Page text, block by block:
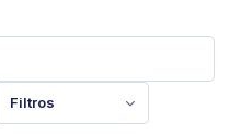
INTERNACIONAL
Filtros